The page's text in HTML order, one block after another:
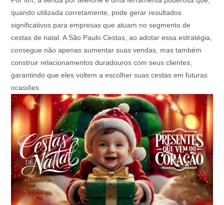
quando utilizada corretamente, pode gerar resultados
significativos para empresas que atuam no segmento de
cestas de natal. A São Paulo Cestas, ao adotar essa estratégia,
consegue não apenas aumentar suas vendas, mas também
construir relacionamentos duradouros com seus clientes,
garantindo que eles voltem a escolher suas cestas em futuras
ocasiões.